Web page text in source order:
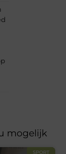
mogelijk
SPORT